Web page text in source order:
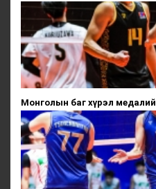
Монголын баг хүрэл